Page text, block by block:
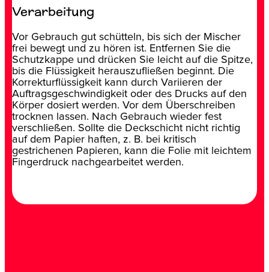
Verarbeitung
Vor Gebrauch gut schütteln, bis sich der Mischer
frei bewegt und zu hören ist. Entfernen Sie die
Schutzkappe und drücken Sie leicht auf die Spitze,
bis die Flüssigkeit herauszufließen beginnt. Die
Korrekturflüssigkeit kann durch Variieren der
Auftragsgeschwindigkeit oder des Drucks auf den
Körper dosiert werden. Vor dem Überschreiben
trocknen lassen. Nach Gebrauch wieder fest
verschließen. Sollte die Deckschicht nicht richtig
auf dem Papier haften, z. B. bei kritisch
gestrichenen Papieren, kann die Folie mit leichtem
Fingerdruck nachgearbeitet werden.